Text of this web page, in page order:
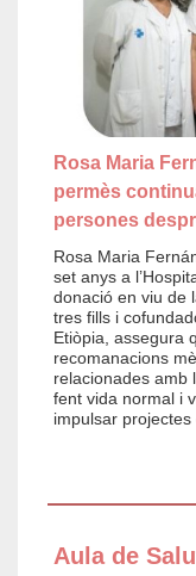
Rosa Maria
permès
persones
Rosa Maria
set anys a
donació en viu de
tres fills i
Etiòpia, assegura
recomanacions
relacionades amb
fent vida normal i
impulsar projectes
Aula de